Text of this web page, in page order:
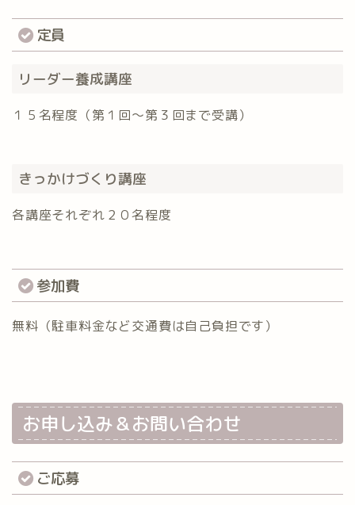
定員
リーダー養成講座
１５名程度（第１回〜第３回まで受講）
きっかけづくり講座
各講座それぞれ２０名程度
参加費
無料（駐車料金など交通費は自己負担です）
お申し込み＆お問い合わせ
ご応募